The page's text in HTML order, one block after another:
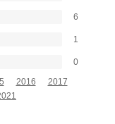
6
1
0
2016
2017